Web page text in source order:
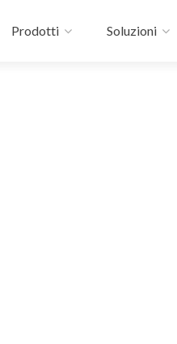
Prodotti Soluzioni